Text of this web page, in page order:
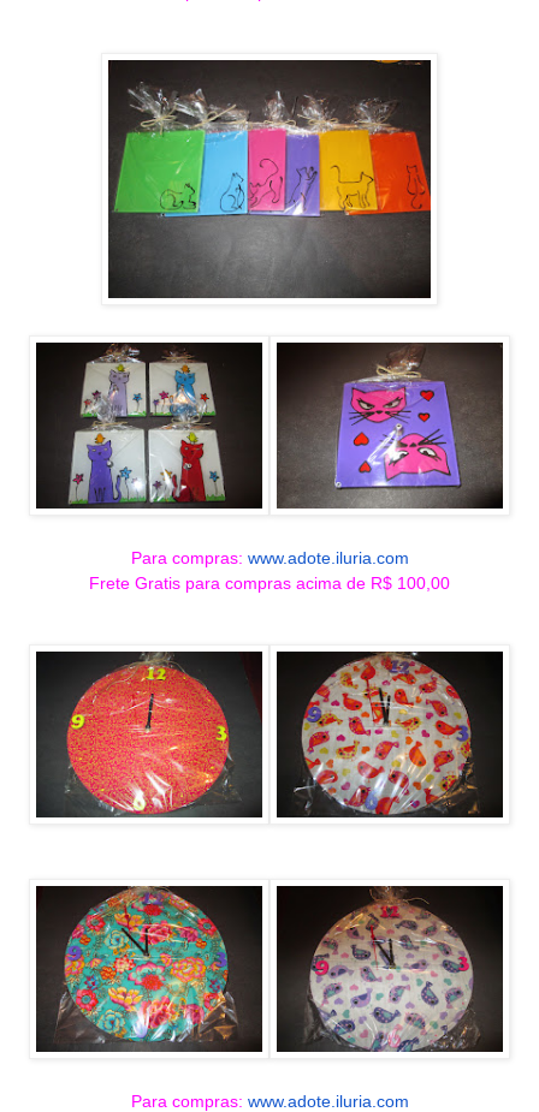
Para compras: www.adote.iluria.com
Frete Gratis para compras acima de R$ 100,00
Para compras: www.adote.iluria.com